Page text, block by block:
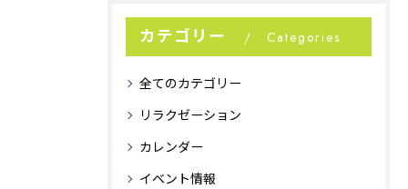
カテゴリー Categories
全てのカテゴリー
リラクゼーション
カレンダー
イベント情報